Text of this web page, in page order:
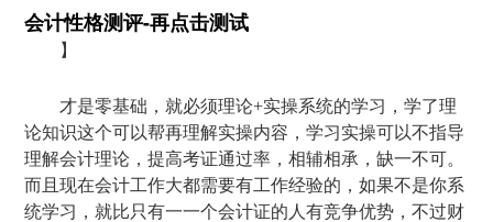
会计性格测评-再点击测试
】
才是零基础，就必须理论+实操系统的学习，学了理
论知识这个可以帮再理解实操内容，学习实操可以不指导
理解会计理论，提高考证通过率，相辅相承，缺一不可。
而且现在会计工作大都需要有工作经验的，如果不是你系
统学习，就比只有一一个会计证的人有竞争优势，不过财